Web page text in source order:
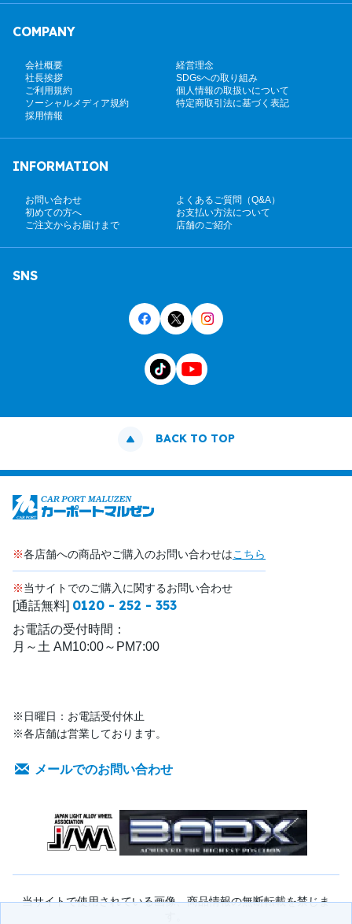
COMPANY
会社概要
経営理念
社長挨拶
SDGsへの取り組み
ご利用規約
個人情報の取扱いについて
ソーシャルメディア規約
特定商取引法に基づく表記
採用情報
INFORMATION
お問い合わせ
よくあるご質問（Q&A）
初めての方へ
お支払い方法について
ご注文からお届けまで
店舗のご紹介
SNS
BACK TO TOP
※各店舗への商品やご購入のお問い合わせはこちら
※当サイトでのご購入に関するお問い合わせ
[通話無料] 0120 - 252 - 353
お電話の受付時間：
月～土 AM10:00～PM7:00
※日曜日：お電話受付休止
※各店舗は営業しております。
メールでのお問い合わせ
当サイトで使用されている画像、商品情報の無断転載を禁じま